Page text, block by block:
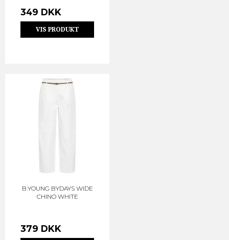
349 DKK
VIS PRODUKT
B.YOUNG BYDAYS WIDE
CHINO WHITE
379 DKK